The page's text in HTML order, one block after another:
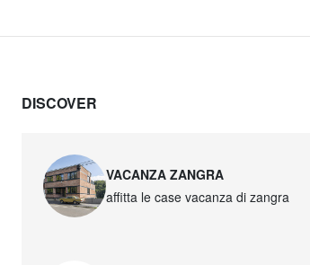
DISCOVER
VACANZA ZANGRA
affitta le case vacanza di zangra